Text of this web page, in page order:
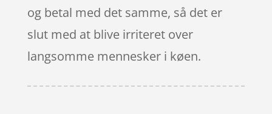
og betal med det samme, så det er
slut med at blive irriteret over
langsomme mennesker i køen.